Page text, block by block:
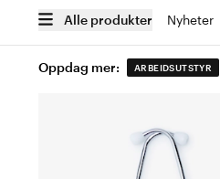
Alle produkter Nyheter
Oppdag mer: ARBEIDSUTSTYR